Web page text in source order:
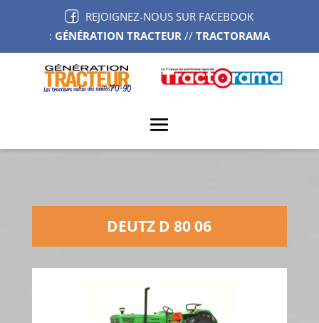
REJOIGNEZ-NOUS SUR FACEBOOK
: GÉNÉRATION TRACTEUR// TRACTORAMA
DEUTZ D 80 06